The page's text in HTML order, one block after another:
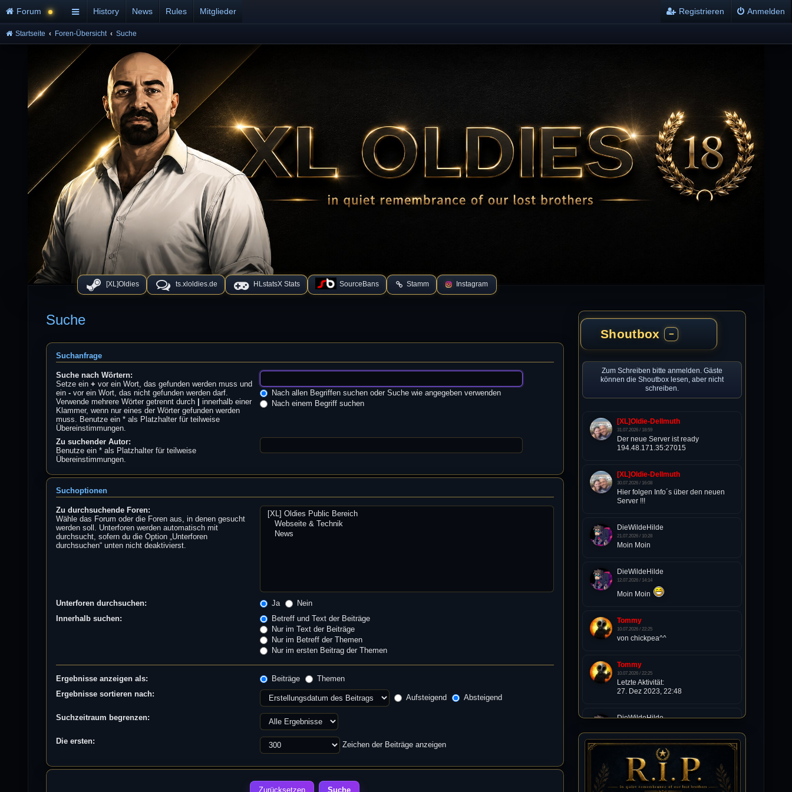
[XL]Oldies ts.xloldies.de HLstatsX Stats SourceBans Stamm Instagram
Forum History News Rules Mitglieder Anmelden
Registrieren
Startseite Foren-Übersicht Suche
Suche
Suchanfrage
Suche nach Wörtern:
Setze ein+ vor ein Wort, das gefunden werden muss und
ein- vor ein Wort, das nicht gefunden werden darf.
Verwende mehrere Wörter getrennt durch
innerhalb einer
Klammer, wenn nur eines der Wörter gefunden werden
muss. Benutze ein * als Platzhalter für teilweise
Übereinstimmungen.
Nach allen Begriffen suchen oder Suche wie angegeben verwenden
Nach einem Begriff suchen
Zu suchender Autor:
Benutze ein * als Platzhalter für teilweise
Übereinstimmungen.
Suchoptionen
Zu durchsuchende Foren:
Wähle das Forum oder die Foren aus, in denen gesucht
werden soll. Unterforen werden automatisch mit
durchsucht, sofern du die Option „Unterforen
durchsuchen“ unten nicht deaktivierst.
Unterforen durchsuchen: Ja
Nein
Innerhalb suchen:
Betreff und Text der Beiträge
Nur im Text der Beiträge
Nur im Betreff der Themen
Nur im ersten Beitrag der Themen
Ergebnisse anzeigen als: Beiträge
Themen
Ergebnisse sortieren nach:
Aufsteigend Absteigend
Suchzeitraum begrenzen:
Die ersten: Zeichen der Beiträge anzeigen
Shoutbox −
Zum Schreiben bitte anmelden. Gäste
können die Shoutbox lesen, aber nicht
schreiben.
[XL]Oldie-Dellmuth
31.07.2026 / 18:59
Der neue Server ist ready
194.48.171.35:27015
[XL]Oldie-Dellmuth
30.07.2026 / 16:08
Hier folgen Info´s über den neuen
Server !!!
DieWildeHilde
21.07.2026 / 10:28
Moin Moin
DieWildeHilde
12.07.2026 / 14:14
Moin Moin
Tommy
10.07.2026 / 22:25
von chickpea^^
Tommy
10.07.2026 / 22:25
Letzte Aktivität:
27. Dez 2023, 22:48
DieWildeHilde
Happy Birthday Chickpea
DieWildeHilde
10.07.2026 / 10:08
Hallo meine Lieben!